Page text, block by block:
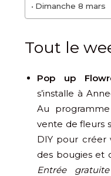
Dimanche 8 mars
Tout le
Pop up
s’installe à
Au
vente de fleurs
DIY pour créer
des bougies et
Entrée